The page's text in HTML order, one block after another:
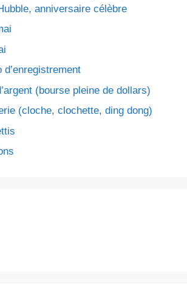
anniversaire célèbre
d’enregistrement
(bourse pleine de dollars)
(cloche, clochette, ding dong)